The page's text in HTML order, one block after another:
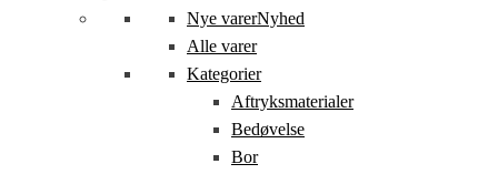
Nye varerNyhed
Alle varer
Kategorier
Aftryksmaterialer
Bedøvelse
Bor